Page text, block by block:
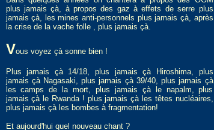
plus jamais çà, à propos des gaz à effets de serre plus
jamais çà, les mines anti-personnels plus jamais çà, après
la crise de la vache folle , plus jamais çà.
Vous voyez çà sonne bien !
Plus jamais çà 14/18, plus jamais çà Hiroshima, plus
jamais çà Nagasaki, plus jamais çà 39/40, plus jamais çà
les camps de la mort, plus jamais çà le napalm, plus
jamais çà le Rwanda ! plus jamais çà les têtes nucléaires,
plus jamais çà les bombes à fragmentation!
Et aujourd'hui quel nouveau chant ?